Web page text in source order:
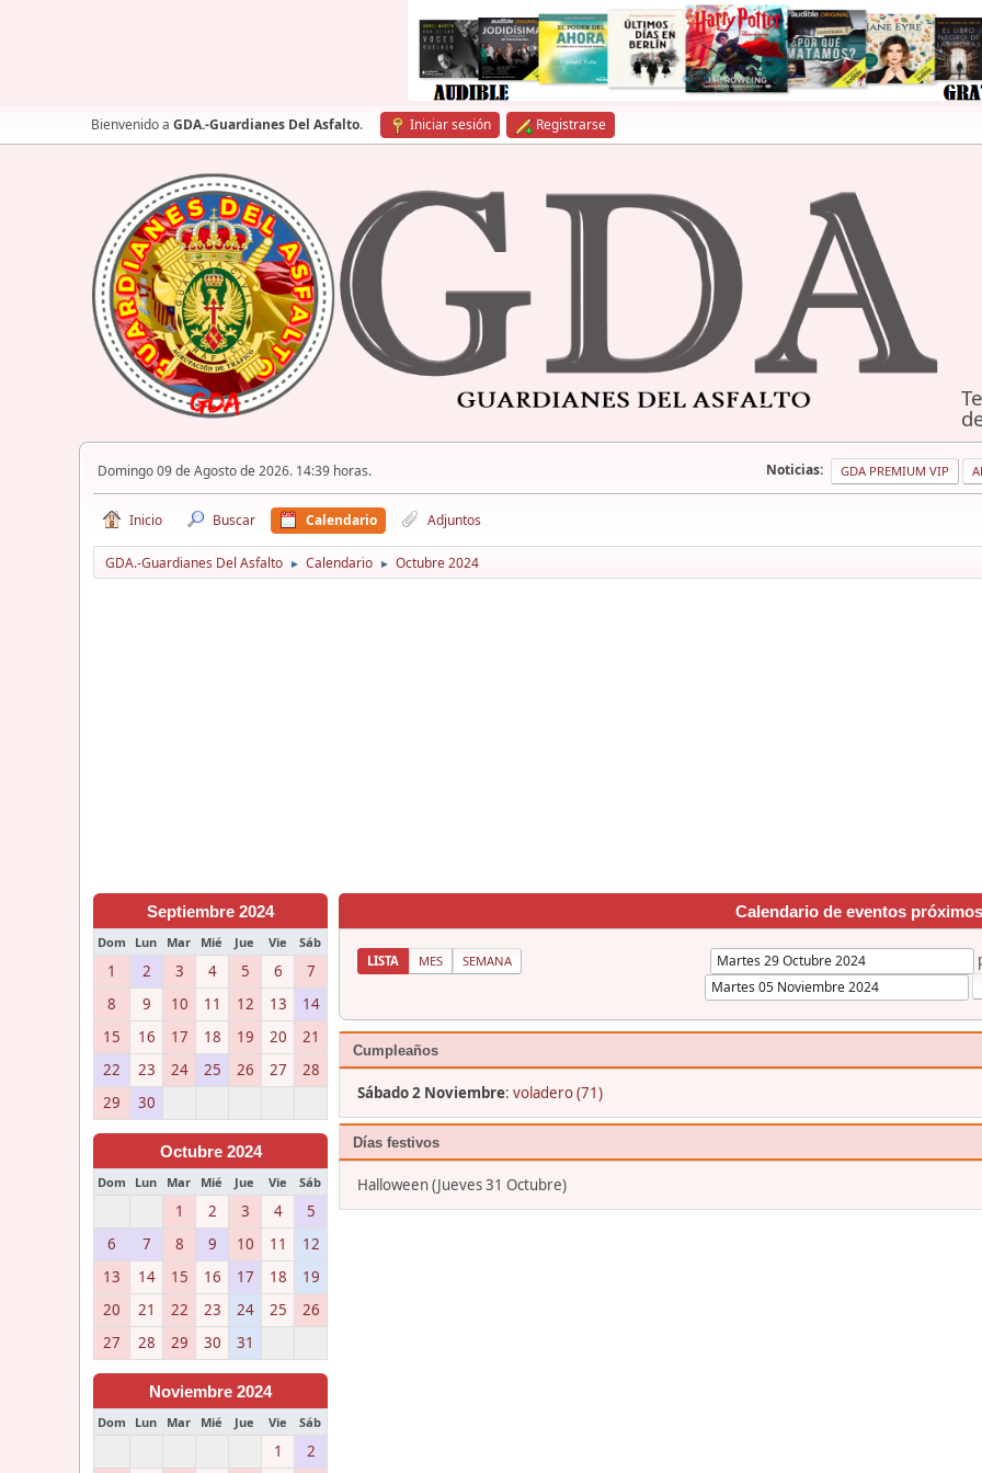
Bienvenido a GDA.-Guardianes Del Asfalto. Iniciar sesión Registrarse
Domingo 09 de Agosto de 2026. 14:39 horas. Noticias: GDA PREMIUM VIP
Inicio Buscar Calendario Adjuntos
GDA.-Guardianes Del Asfalto ► Calendario ► Octubre 2024
Septiembre 2024
Dom Lun Mar Mié Jue Vie Sáb
1 2 3 4 5 6
7
8
9 10 11 12 13
14
15
16 17 18 19 20
21
22
23 24 25 26 27
28
29
30
Octubre 2024
Dom Lun Mar Mié Jue Vie Sáb
1 2 3 4
5
6
7 8 9 10 11
12
13
14 15 16 17 18
19
20
21 22 23 24 25
26
27
28 29 30 31
Noviembre 2024
Dom Lun Mar Mié Jue Vie Sáb
1 2
Calendario de eventos próximos
LISTA MES SEMANA
Cumpleaños
Sábado 2 Noviembre: voladero (71)
Días festivos
Halloween (Jueves 31 Octubre)